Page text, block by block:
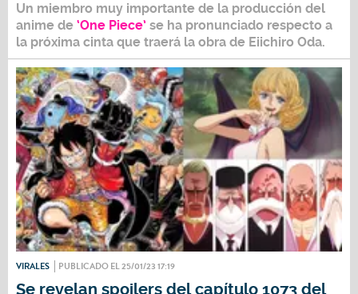
Un miembro muy importante de la producción del
anime de ‘One Piece’ se ha pronunciado respecto a
la próxima cinta que traerá la obra de Eiichiro Oda.
VIRALES PUBLICADO EL 25/01/23 17:19
Se revelan spoilers del capítulo 1073 del